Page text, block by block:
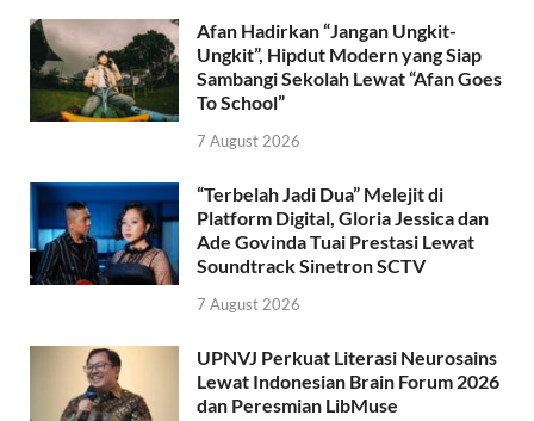
Afan Hadirkan “Jangan Ungkit-
Ungkit”, Hipdut Modern yang Siap
Sambangi Sekolah Lewat “Afan Goes
To School”
7 August 2026
“Terbelah Jadi Dua” Melejit di
Platform Digital, Gloria Jessica dan
Ade Govinda Tuai Prestasi Lewat
Soundtrack Sinetron SCTV
7 August 2026
UPNVJ Perkuat Literasi Neurosains
Lewat Indonesian Brain Forum 2026
dan Peresmian LibMuse